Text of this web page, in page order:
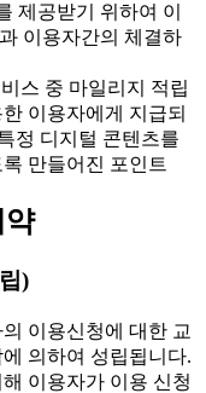
제공받기 위하여 이
이용자간의 체결하
스 중 마일리지 적립
이용자에게 지급되
정 디지털 콘텐츠를
만들어진 포인트
약
)
이용신청에 대한 교
의하여 성립됩니다.
이용자가 이용 신청